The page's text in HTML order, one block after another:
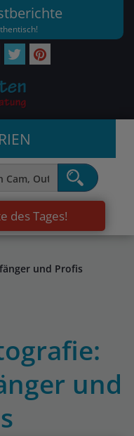
des Tages!
und Profis
und